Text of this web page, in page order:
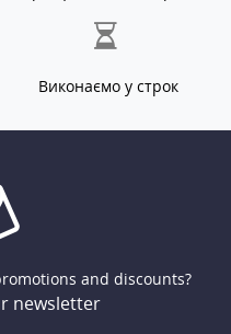
Виконаємо у строк
and discounts?
newsletter